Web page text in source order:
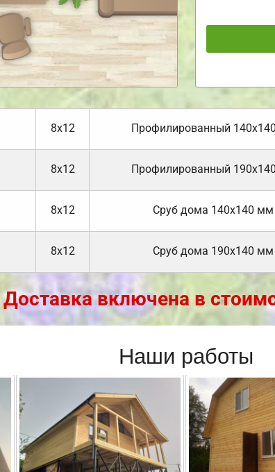
8х12 Профилированный
8х12 Профилированный
8х12 Cруб дома 140х140 мм
8х12 Cруб дома 190х140 мм
Доставка включена в
Наши работы